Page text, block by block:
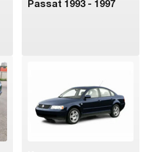
Passat 1993 - 1997